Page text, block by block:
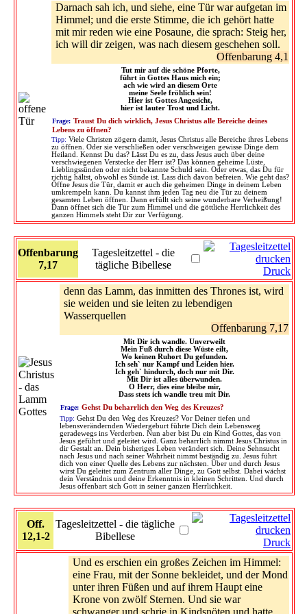
Darnach sah ich, und siehe, eine Tür war aufgetan im
Himmel; und die erste Stimme, die ich gehört hatte
mit mir reden wie eine Posaune, die sprach: Steig her,
ich will dir zeigen, was nach diesem geschehen soll.
Offenbarung 4,1
Tut mir auf die schöne Pforte,
führt in Gottes Haus mich ein;
ach wie wird an diesem Orte
meine Seele fröhlich sein!
Hier ist Gottes Angesicht,
hier ist lauter Trost und Licht.
Frage: Traust Du dich wirklich, Jesus Christus alle Bereiche deines
Lebens zu öffnen?
Tipp: Viele Christen zögern damit, Jesus Christus alle Bereiche ihres Lebens
zu öffnen. Oder sie verschließen oder verschweigen gewisse Dinge dem
Heiland. Kennst Du das? Lässt Du es zu, dass Jesus auch über deine
verschwiegenen Verstecke der Herr ist? Das können geheime Lüste,
Lieblingssünden oder nicht bekannte Schuld sein. Oder etwas, das Du für
richtig hältst, obwohl es Sünde ist. Lass dich davon befreien. Wie geht das?
Öffne Jesus die Tür, damit er auch die geheimen Dinge in deinem Leben
umkrempeln kann. Du kannst ihm jeden Tag neu die Tür zu deinem
gesamten Leben öffnen. Dann erfüllt sich seine wunderbare Verheißung!
Dann öffnet sich die Tür zum Himmel und die göttliche Herrlichkeit des
ganzen Himmels steht Dir zur Verfügung.
Offenbarung
7,17
Tagesleitzettel - die
tägliche Bibellese
Druck
denn das Lamm, das inmitten des Thrones ist, wird
sie weiden und sie leiten zu lebendigen
Wasserquellen
Offenbarung 7,17
Mit Dir ich wandle. Unverweilt
Mein Fuß durch diese Wüste eilt,
Wo keinen Ruhort Du gefunden.
Ich seh` nur Kampf und Leiden hier.
Ich geh` hindurch, doch nur mit Dir.
Mit Dir ist alles überwunden.
O Herr, dies eine bleibe mir,
Dass stets ich wandle treu mit Dir.
Frage: Gehst Du beharrlich den Weg des Kreuzes?
Tipp: Gehst Du den Weg des Kreuzes? Vor Deiner tiefen und
lebensverändernden Wiedergeburt führte Dich dein Lebensweg
geradewegs ins Verderben. Nun aber bist Du ein Kind Gottes, das von
Jesus geführt und geleitet wird. Ganz beharrlich nimmt Jesus Christus in
dir Gestalt an. Dein bisheriges Leben verändert sich. Deine Sehnsucht
nach Jesus und nach seiner Wahrheit nimmt beständig zu. Jesus führt
dich von einer Quelle des Lebens zur nächsten. Über und durch Jesus
wirst Du geleitet zum Zentrum aller Dinge, zu Gott selbst. Dabei wächst
dein Verständnis und deine Erkenntnis in kleinen Schritten. Und durch
Jesus offenbart sich Gott in seiner ganzen Herrlichkeit.
Off.
12,1-2
Tagesleitzettel - die tägliche
Bibellese
Druck
Und es erschien ein großes Zeichen im Himmel:
eine Frau, mit der Sonne bekleidet, und der Mond
unter ihren Füßen und auf ihrem Haupt eine
Krone von zwölf Sternen. Und sie war
schwanger und schrie in Kindsnöten und hatte